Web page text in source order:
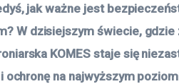
jak ważne jest
W dzisiejszym świecie, gdzie
KOMES staje się
ochronę na najwyższym